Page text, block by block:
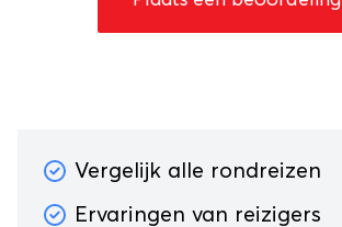
Vergelijk alle rondreizen
Ervaringen van reizigers